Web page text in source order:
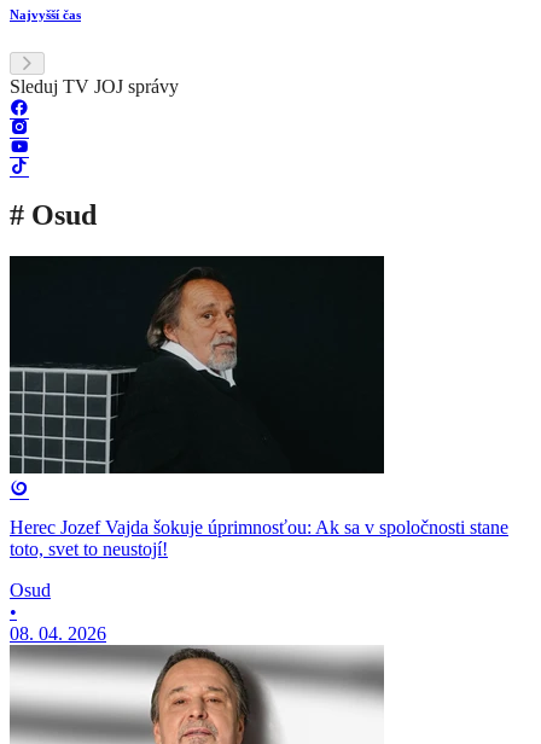
Najvyšší čas
Sleduj TV JOJ správy
# Osud
Herec Jozef Vajda šokuje úprimnosťou: Ak sa v spoločnosti stane
toto, svet to neustojí!
Osud
•
08. 04. 2026